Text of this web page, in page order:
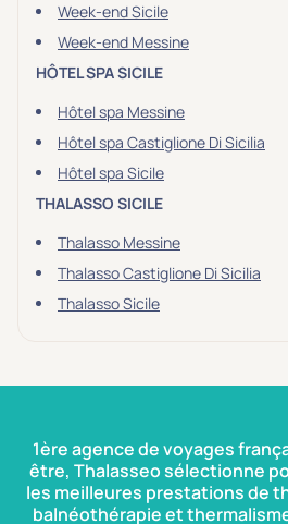
Thématiques bien-être
Accès à l'espace bien-être
Massage, détente, Rituel du
Remise en forme
Beauté & anti-âge
Gestion du stress / sommeil
Spécial dos
Offres spéciales
Week-end Sicile
Week-end Messine
HÔTEL SPA SICILE
Hôtel spa Messine
Hôtel spa Castiglione Di Sicilia
Hôtel spa Sicile
THALASSO SICILE
Thalasso Messine
Thalasso Castiglione Di Sicilia
Thalasso Sicile
1ère agence de voyages
être, Thalasseo sélectionne
les meilleures prestations de
balnéothérapie et